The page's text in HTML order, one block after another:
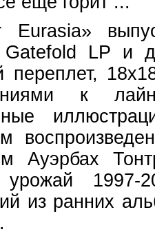
Eurasia»
LP и
переплет,
к
Ауэрбах
урожай
из ранних